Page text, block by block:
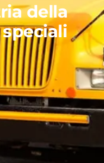
della